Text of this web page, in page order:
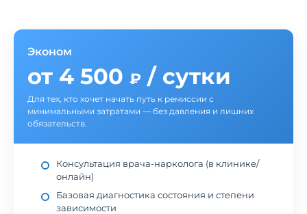
Эконом
от 4 500 ₽ / сутки
Для тех, кто хочет начать путь к ремиссии с
минимальными затратами — без давления и лишних
обязательств.
Консультация врача-нарколога (в клинике/
онлайн)
Базовая диагностика состояния и степени
зависимости